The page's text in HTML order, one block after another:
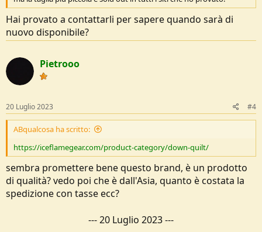
Hai provato a contattarli per sapere quando sarà di
nuovo disponibile?
Pietrooo
20 Luglio 2023 #4
ABqualcosa ha scritto:
https://iceflamegear.com/product-category/down-quilt/
sembra promettere bene questo brand, è un prodotto
di qualità? vedo poi che è dall'Asia, quanto è costata la
spedizione con tasse ecc?
---20 Luglio 2023---